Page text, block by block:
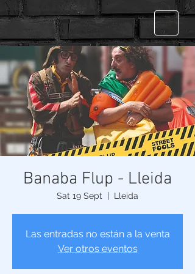
Banaba Flup - Lleida
Sat 19 Sept
  |
Lleida
Las entradas no están a la venta
Ver otros eventos